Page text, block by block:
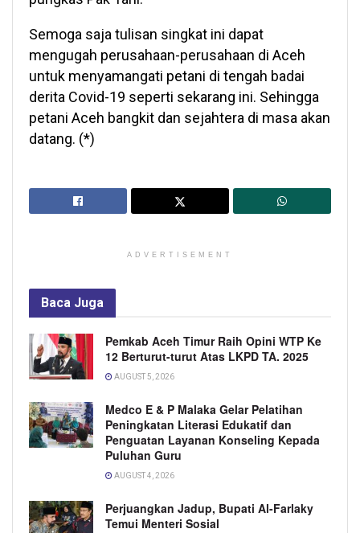
Semoga saja tulisan singkat ini dapat
mengugah perusahaan-perusahaan di Aceh
untuk menyamangati petani di tengah badai
derita Covid-19 seperti sekarang ini. Sehingga
petani Aceh bangkit dan sejahtera di masa akan
datang. (*)
ADVERTISEMENT
Baca Juga
Pemkab Aceh Timur Raih Opini WTP Ke
12 Berturut-turut Atas LKPD TA. 2025
AUGUST 5, 2026
Medco E & P Malaka Gelar Pelatihan
Peningkatan Literasi Edukatif dan
Penguatan Layanan Konseling Kepada
Puluhan Guru
AUGUST 4, 2026
Perjuangkan Jadup, Bupati Al-Farlaky
Temui Menteri Sosial